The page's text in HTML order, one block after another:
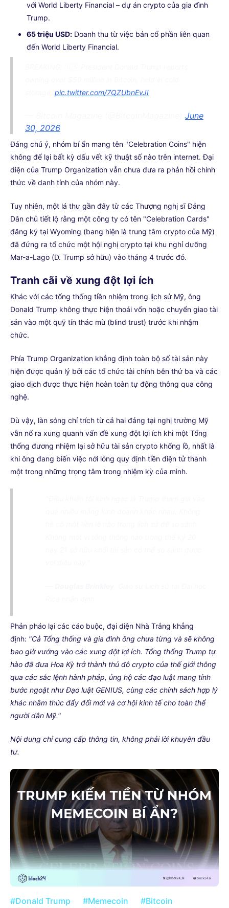
với World Liberty Financial – dự án crypto của gia đình
Trump.
65 triệu USD: Doanh thu từ việc bán cổ phần liên quan
đến World Liberty Financial.
pic.twitter.com/7QZUbnEvJI
June
30, 2026
Đáng chú ý, nhóm bí ẩn mang tên "Celebration Coins" hiện
không để lại bất kỳ dấu vết kỹ thuật số nào trên internet. Đại
diện của Trump Organization vẫn chưa đưa ra phản hồi chính
thức về danh tính của nhóm này.
Tuy nhiên, một lá thư gần đây từ các Thượng nghị sĩ Đảng
Dân chủ tiết lộ rằng một công ty có tên "Celebration Cards"
đăng ký tại Wyoming (bang hiện là trung tâm crypto của Mỹ)
đã đứng ra tổ chức một hội nghị crypto tại khu nghỉ dưỡng
Mar-a-Lago (D. Trump sở hữu) vào tháng 4 trước đó.
Tranh cãi về xung đột lợi ích
Khác với các tổng thống tiền nhiệm trong lịch sử Mỹ, ông
Donald Trump không thực hiện thoái vốn hoặc chuyển giao tài
sản vào một quỹ tín thác mù (blind trust) trước khi nhậm
chức.
Phía Trump Organization khẳng định toàn bộ số tài sản này
hiện được quản lý bởi các tổ chức tài chính bên thứ ba và các
giao dịch được thực hiện hoàn toàn tự động thông qua công
nghệ.
Dù vậy, làn sóng chỉ trích từ cả hai đảng tại nghị trường Mỹ
vẫn nổ ra xung quanh vấn đề xung đột lợi ích khi một Tổng
thống đương nhiệm lại sở hữu tài sản crypto khổng lồ, nhất là
khi ông đang biến việc nới lỏng quy định tiền điện tử thành
một trong những trọng tâm trong nhiệm kỳ của mình.
Phản pháo lại các cáo buộc, đại diện Nhà Trắng khẳng
định: "Cả Tổng thống và gia đình ông chưa từng và sẽ không
bao giờ vướng vào các xung đột lợi ích. Tổng thống Trump tự
hào đã đưa Hoa Kỳ trở thành thủ đô crypto của thế giới thông
qua các sắc lệnh hành pháp, ủng hộ các đạo luật mang tính
bước ngoặt như Đạo luật GENIUS, cùng các chính sách hợp lý
khác nhằm thúc đẩy đổi mới và cơ hội kinh tế cho toàn thể
người dân Mỹ."
Nội dung chỉ cung cấp thông tin, không phải lời khuyên đầu
tư.
#Donald Trump #Memecoin #Bitcoin